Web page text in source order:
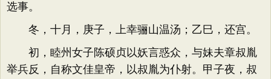
选事。
冬，十月，庚子，上幸骊山温汤；乙巳，还宫。
初，睦州女子陈硕贞以妖言惑众，与妹夫章叔胤
举兵反，自称文佳皇帝，以叔胤为仆射。甲子夜，叔